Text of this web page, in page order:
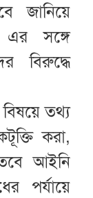
জানিয়ে
সঙ্গে
বিরুদ্ধে
তথ্য
করা,
তবে আইনি
পর্যায়ে